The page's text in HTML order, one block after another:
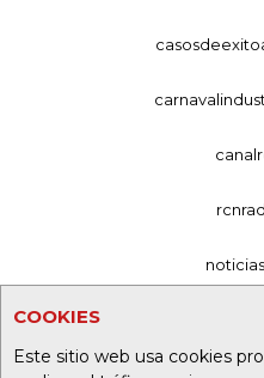
COOKIES
Este sitio web usa cookies